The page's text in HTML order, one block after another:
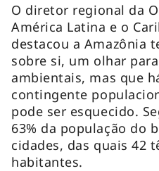
O diretor regional da
América Latina e o
destacou a Amazônia
sobre si, um olhar
ambientais, mas que
contingente
pode ser esquecido.
63% da população do
cidades, das quais 42
habitantes.